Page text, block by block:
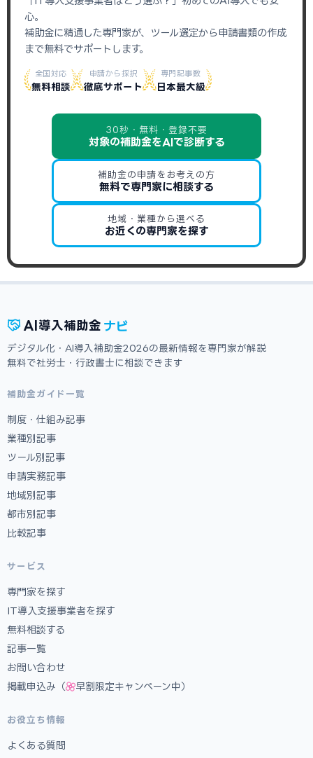
心。
補助金に精通した専門家が、ツール選定から申請書類の作成
まで無料でサポートします。
全国対応
無料相談
申請から採択
徹底サポート
専門記事数
日本最大級
30秒・無料・登録不要
対象の補助金をAIで診断する
補助金の申請をお考えの方
無料で専門家に相談する
地域・業種から選べる
お近くの専門家を探す
AI 導入補助金 ナビ
デジタル化・AI導入補助金2026の最新情報を専門家が解説
無料で社労士・行政書士に相談できます
補助金ガイド一覧
制度・仕組み記事
業種別記事
ツール別記事
申請実務記事
地域別記事
都市別記事
比較記事
サービス
専門家を探す
IT導入支援事業者を探す
無料相談する
記事一覧
お問い合わせ
掲載申込み（
早割限定キャンペーン中）
お役立ち情報
よくある質問